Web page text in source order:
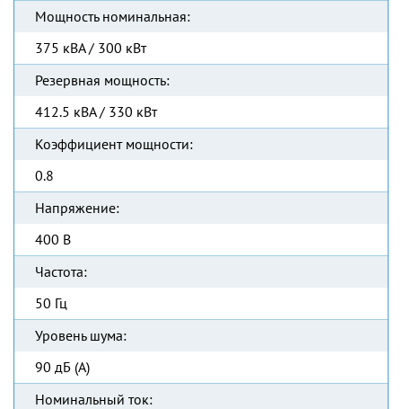
Мощность номинальная:
375 кВА / 300 кВт
Резервная мощность:
412.5 кВА / 330 кВт
Коэффициент мощности:
0.8
Напряжение:
400 В
Частота:
50 Гц
Уровень шума:
90 дБ (А)
Номинальный ток: